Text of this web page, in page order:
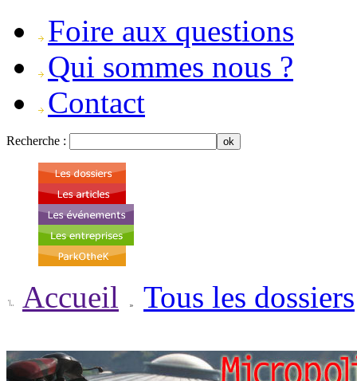
Foire aux questions
Qui sommes nous ?
Contact
Recherche :
Accueil
Tous les dossiers